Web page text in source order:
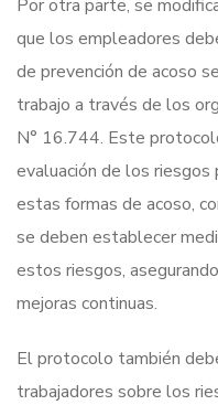
Por otra parte, se
que los empleadores
de prevención de acoso
trabajo a través de los
N° 16.744. Este
evaluación de los riesgos
estas formas de acoso,
se deben establecer
estos riesgos,
mejoras continuas.
El protocolo también
trabajadores sobre los